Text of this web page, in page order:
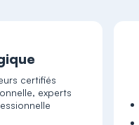
certifiés
experts